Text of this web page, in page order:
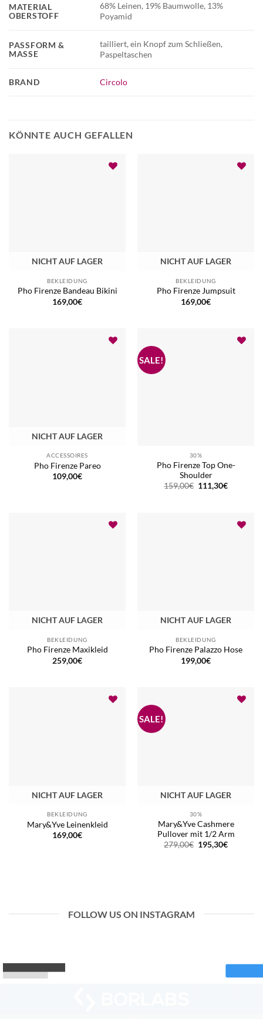
BRAND Circolo
MATERIAL
OBERSTOFF
68% Leinen, 19% Baumwolle, 13%
Poyamid
PASSFORM &
MASSE
tailliert, ein Knopf zum Schließen,
Paspeltaschen
KÖNNTE AUCH GEFALLEN
NICHT AUF LAGER
BEKLEIDUNG
Pho Firenze Bandeau Bikini
169,00€
NICHT AUF LAGER
BEKLEIDUNG
Pho Firenze Jumpsuit
169,00€
NICHT AUF LAGER
ACCESSOIRES
Pho Firenze Pareo
109,00€
30%
Pho Firenze Top One-
Shoulder
159,00€ Ursprünglicher
Preis
111,30€Aktueller
NICHT AUF LAGER
BEKLEIDUNG
Pho Firenze Maxikleid
259,00€
NICHT AUF LAGER
BEKLEIDUNG
Pho Firenze Palazzo Hose
199,00€
NICHT AUF LAGER
BEKLEIDUNG
Mary&Yve Leinenkleid
169,00€
NICHT AUF LAGER
30%
Mary&Yve Cashmere
Pullover mit 1/2 Arm
279,00€ Ursprünglicher
Preis
195,30€Aktueller
FOLLOW US ON INSTAGRAM